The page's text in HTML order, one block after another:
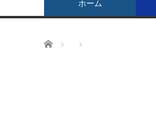
ホーム
ホーム